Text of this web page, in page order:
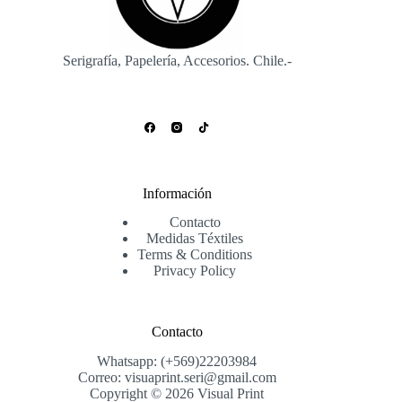
la
página
producto
Serigrafía, Papelería, Accesorios. Chile.-
Información
Contacto
Medidas Téxtiles
Terms & Conditions
Privacy Policy
Contacto
Whatsapp: (+569)22203984
Correo: visuaprint.seri@gmail.com
Copyright © 2026 Visual Print